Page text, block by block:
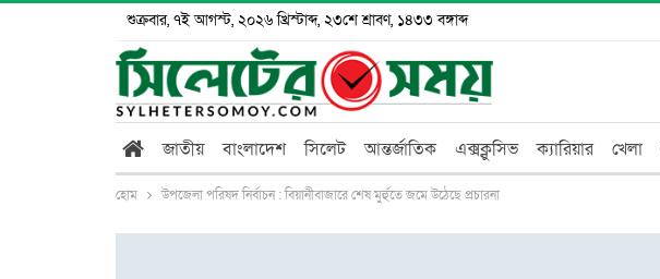
শুক্রবার, ৭ই আগস্ট, ২০২৬ খ্রিস্টাব্দ, ২৩শে শ্রাবণ, ১৪৩৩ বঙ্গাব্দ
জাতীয় বাংলাদেশ সিলেট আন্তর্জাতিক এক্সক্লুসিভ ক্যারিয়ার খেলা
হোম উপজেলা পরিষদ নির্বাচন : বিয়ানীবাজারে শেষ মুর্হুতে জমে উঠেছে প্রচারনা